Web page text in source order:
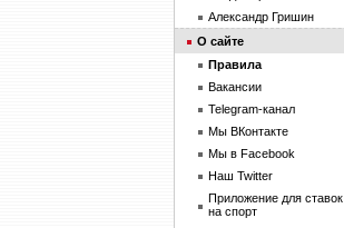
Александр Гришин
О сайте
Правила
Вакансии
Telegram-канал
Мы ВКонтакте
Мы в Facebook
Наш Twitter
Приложение для ставок
на спорт